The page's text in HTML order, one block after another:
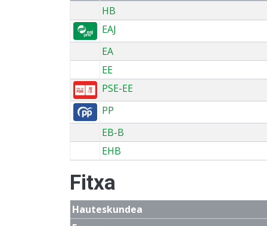
HB
EAJ
EA
EE
PSE-EE
PP
EB-B
EHB
Fitxa
Hauteskundea